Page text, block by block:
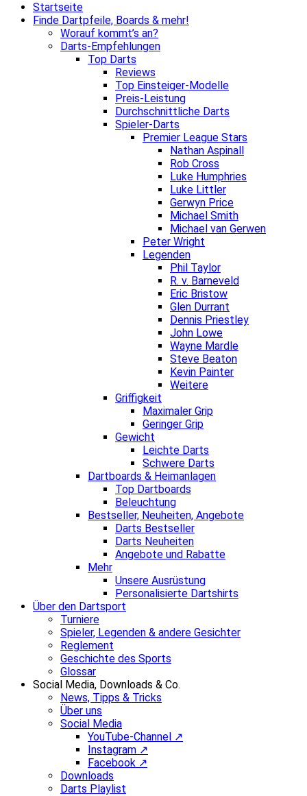
Startseite
Finde Dartpfeile, Boards & mehr!
Worauf kommt’s an?
Darts-Empfehlungen
Top Darts
Reviews
Top Einsteiger-Modelle
Preis-Leistung
Durchschnittliche Darts
Spieler-Darts
Premier League Stars
Nathan Aspinall
Rob Cross
Luke Humphries
Luke Littler
Gerwyn Price
Michael Smith
Michael van Gerwen
Peter Wright
Legenden
Phil Taylor
R. v. Barneveld
Eric Bristow
Glen Durrant
Dennis Priestley
John Lowe
Wayne Mardle
Steve Beaton
Kevin Painter
Weitere
Griffigkeit
Maximaler Grip
Geringer Grip
Gewicht
Leichte Darts
Schwere Darts
Dartboards & Heimanlagen
Top Dartboards
Beleuchtung
Bestseller, Neuheiten, Angebote
Darts Bestseller
Darts Neuheiten
Angebote und Rabatte
Mehr
Unsere Ausrüstung
Personalisierte Dartshirts
Über den Dartsport
Turniere
Spieler, Legenden & andere Gesichter
Reglement
Geschichte des Sports
Glossar
Social Media, Downloads & Co.
News, Tipps & Tricks
Über uns
Social Media
YouTube-Channel ↗
Instagram ↗
Facebook ↗
Downloads
Darts Playlist